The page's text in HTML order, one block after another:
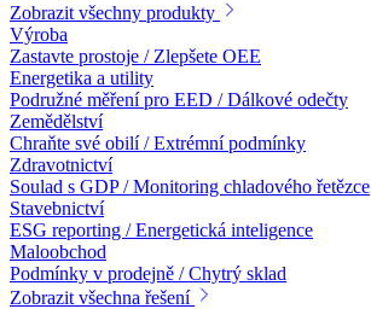
Zobrazit všechny produkty
Výroba
Zastavte prostoje / Zlepšete OEE
Energetika a utility
Podružné měření pro EED / Dálkové odečty
Zemědělství
Chraňte své obilí / Extrémní podmínky
Zdravotnictví
Soulad s GDP / Monitoring chladového řetězce
Stavebnictví
ESG reporting / Energetická inteligence
Maloobchod
Podmínky v prodejně / Chytrý sklad
Zobrazit všechna řešení